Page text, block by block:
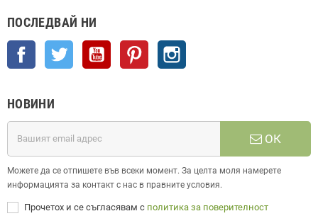
ПОСЛЕДВАЙ НИ
Facebook Twitter YouTube Pinterest
НОВИНИ
ОК
Можете да се отпишете във всеки момент. За целта моля намерете
информацията за контакт с нас в правните условия.
Прочетох и се съгласявам с политика за поверителност